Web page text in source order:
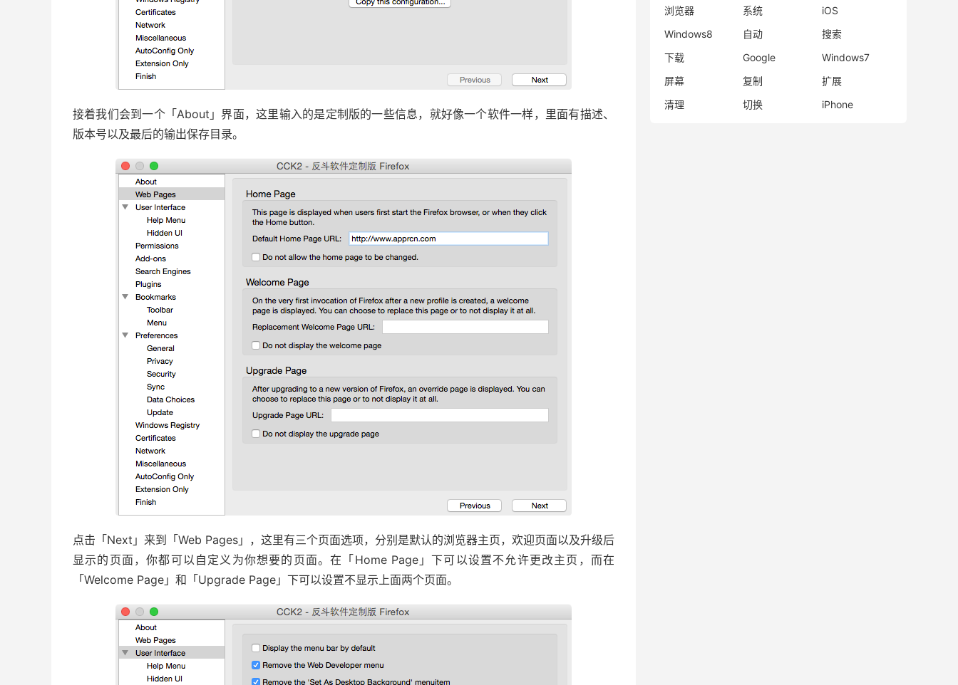
接着我们会到一个「About」界面，这里输入的是定制版的一些信息，就好像一个软件一样，里面有描述、
版本号以及最后的输出保存目录。
点击「Next」来到「Web Pages」，这里有三个页面选项，分别是默认的浏览器主页，欢迎页面以及升级后
显示的页面，你都可以自定义为你想要的页面。在「Home Page」下可以设置不允许更改主页，而在
「Welcome Page」和「Upgrade Page」下可以设置不显示上面两个页面。
浏览器
系统
iOS
Windows8
自动
搜索
下载
Google
Windows7
屏幕
复制
扩展
清理
切换 iPhone